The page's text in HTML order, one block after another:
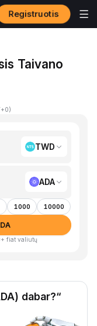
Registruotis
Taivano
)
TWD
ADA
1000 10000
fiat valiutų
dabar?“